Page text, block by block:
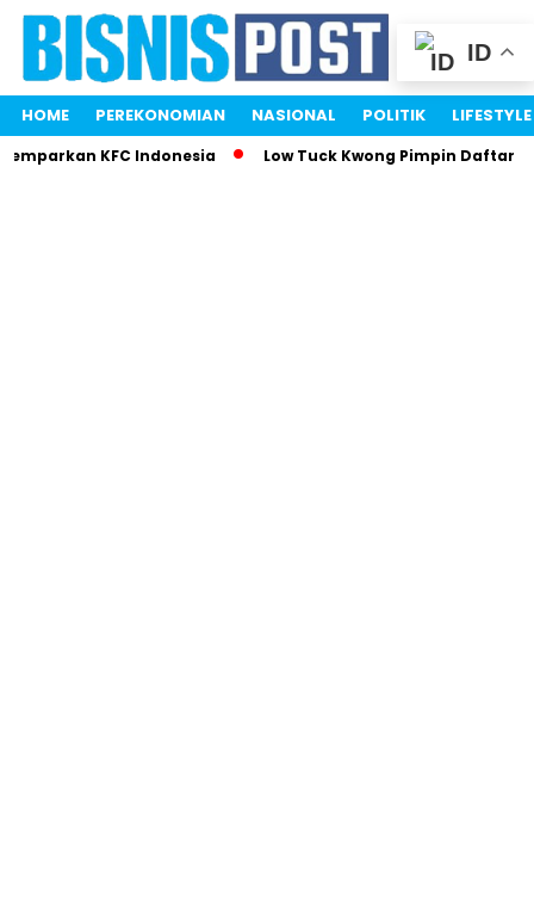
HOME PEREKONOMIAN NASIONAL POLITIK LIFESTYLE
KFC Indonesia Low Tuck Kwong Pimpin Daftar
ID